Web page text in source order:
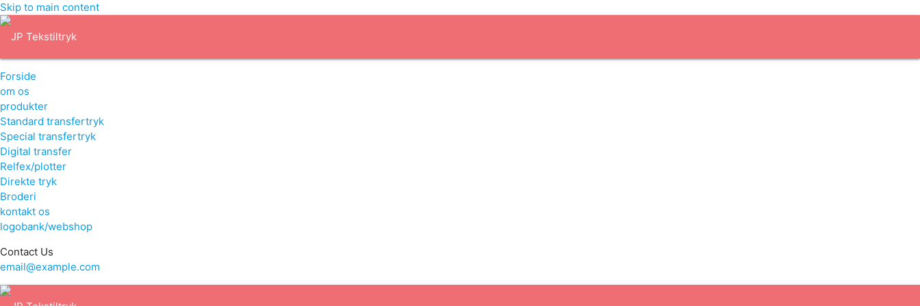
Skip to main content
Forside
om os
produkter
Standard transfertryk
Special transfertryk
Digital transfer
Relfex/plotter
Direkte tryk
Broderi
kontakt os
logobank/webshop
Contact Us
email@example.com